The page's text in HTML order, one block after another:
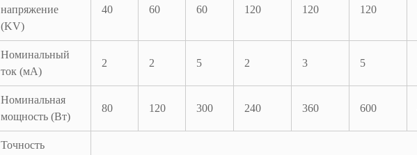
напряжение
(KV)
40 60 60 120 120 120
Номинальный
ток (мА)
2 2 5 2 3 5
Номинальная
мощность (Вт)
80 120 300 240 360 600
Точность